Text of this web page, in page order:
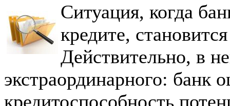
Ситуация, когда
кредите,
Действительно, в
экстраординарного: банк
кредитоспособность